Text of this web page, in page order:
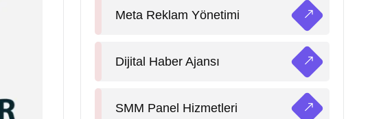
Meta Reklam Yönetimi
Dijital Haber Ajansı
SMM Panel Hizmetleri